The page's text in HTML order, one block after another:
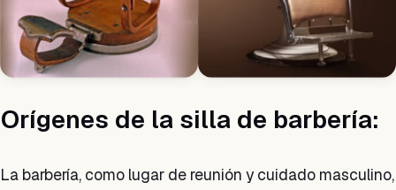
Orígenes de la silla de barbería:
La barbería, como lugar de reunión y cuidado masculino,